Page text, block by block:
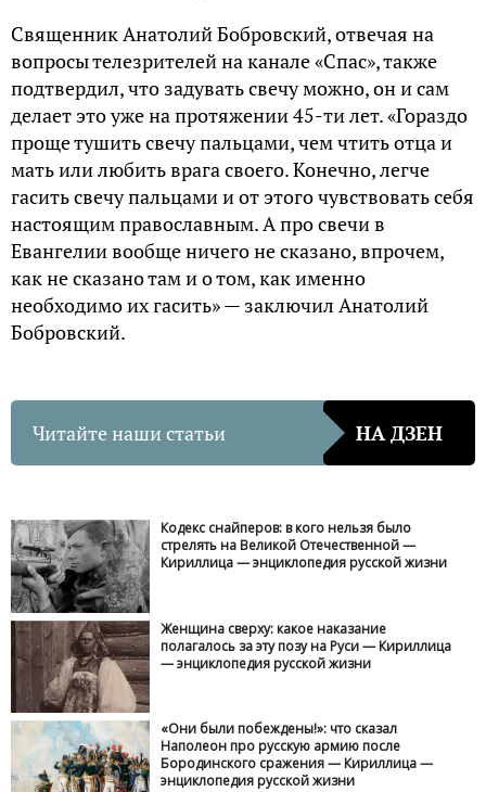
Священник Анатолий Бобровский, отвечая на
вопросы телезрителей на канале «Спас», также
подтвердил, что задувать свечу можно, он и сам
делает это уже на протяжении 45-ти лет. «Гораздо
проще тушить свечу пальцами, чем чтить отца и
мать или любить врага своего. Конечно, легче
гасить свечу пальцами и от этого чувствовать себя
настоящим православным. А про свечи в
Евангелии вообще ничего не сказано, впрочем,
как не сказано там и о том, как именно
необходимо их гасить» — заключил Анатолий
Бобровский.
Читайте наши статьи НА ДЗЕН
Кодекс снайперов: в кого нельзя было
стрелять на Великой Отечественной —
Кириллица — энциклопедия русской жизни
Женщина сверху: какое наказание
полагалось за эту позу на Руси — Кириллица
— энциклопедия русской жизни
«Они были побеждены!»: что сказал
Наполеон про русскую армию после
Бородинского сражения — Кириллица —
энциклопедия русской жизни